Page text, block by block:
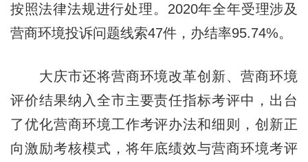
按照法律法规进行处理。2020年全年受理涉及
营商环境投诉问题线索47件，办结率95.74%。
大庆市还将营商环境改革创新、营商环境
评价结果纳入全市主要责任指标考评中，出台
了优化营商环境工作考评办法和细则，创新正
向激励考核模式，将年底绩效与营商环境考评